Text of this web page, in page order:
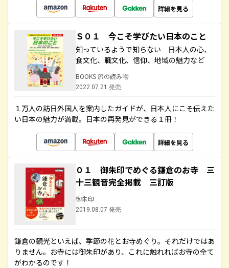
詳細を見る
Ｓ０１ 今こそ学びたい日本のこと
知っているようで知らない 日本人の心、
食文化、職文化、信仰、地域の魅力など
BOOKS 旅の読み物
2022.07.21 発売
１万人の訪日外国人を案内したガイドが、日本人にこそ伝えた
い日本の魅力が満載。日本の再発見ができる１冊！
詳細を見る
０１ 御朱印でめぐる鎌倉のお寺 三
十三観音完全掲載 三訂版
御朱印
2019.08.07 発売
鎌倉の観光といえば、季節の花とお寺めぐり。それだけではあ
りません。お寺には御朱印があり、これに触れればお寺の全て
がわかるのです！